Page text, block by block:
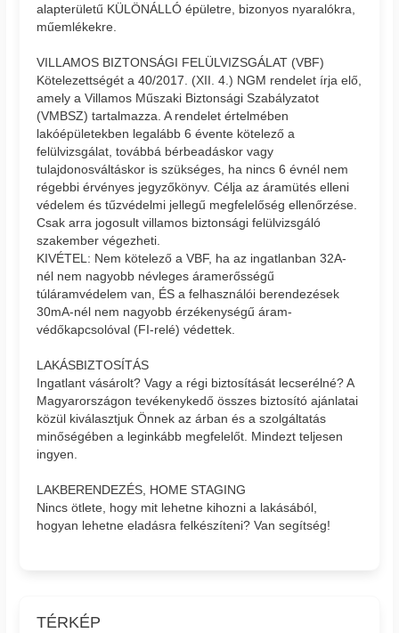
alapterületű KÜLÖNÁLLÓ épületre, bizonyos nyaralókra,
műemlékekre.
VILLAMOS BIZTONSÁGI FELÜLVIZSGÁLAT (VBF)
Kötelezettségét a 40/2017. (XII. 4.) NGM rendelet írja elő,
amely a Villamos Műszaki Biztonsági Szabályzatot
(VMBSZ) tartalmazza. A rendelet értelmében
lakóépületekben legalább 6 évente kötelező a
felülvizsgálat, továbbá bérbeadáskor vagy
tulajdonosváltáskor is szükséges, ha nincs 6 évnél nem
régebbi érvényes jegyzőkönyv. Célja az áramütés elleni
védelem és tűzvédelmi jellegű megfelelőség ellenőrzése.
Csak arra jogosult villamos biztonsági felülvizsgáló
szakember végezheti.
KIVÉTEL: Nem kötelező a VBF, ha az ingatlanban 32A-
nél nem nagyobb névleges áramerősségű
túláramvédelem van, ÉS a felhasználói berendezések
30mA-nél nem nagyobb érzékenységű áram-
védőkapcsolóval (FI-relé) védettek.
LAKÁSBIZTOSÍTÁS
Ingatlant vásárolt? Vagy a régi biztosítását lecserélné? A
Magyarországon tevékenykedő összes biztosító ajánlatai
közül kiválasztjuk Önnek az árban és a szolgáltatás
minőségében a leginkább megfelelőt. Mindezt teljesen
ingyen.
LAKBERENDEZÉS, HOME STAGING
Nincs ötlete, hogy mit lehetne kihozni a lakásából,
hogyan lehetne eladásra felkészíteni? Van segítség!
TÉRKÉP